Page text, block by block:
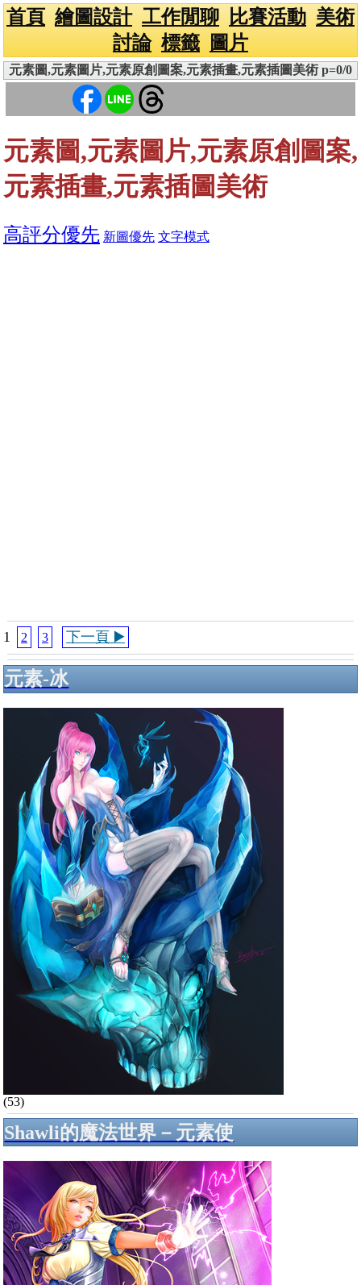
首頁 繪圖設計 工作閒聊 比賽活動 美術
討論 標籤 圖片
元素圖,元素圖片,元素原創圖案,元素插畫,元素插圖美術 p=0/0
元素圖,元素圖片,元素原創圖案,
元素插畫,元素插圖美術
高評分優先 新圖優先 文字模式
1 2 3 下一頁 ▶️
元素-冰
(53)
Shawli的魔法世界－元素使